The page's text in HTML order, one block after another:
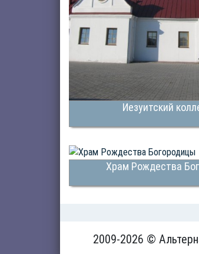
Иезуитский
Храм Рождества
2009-2026 ©